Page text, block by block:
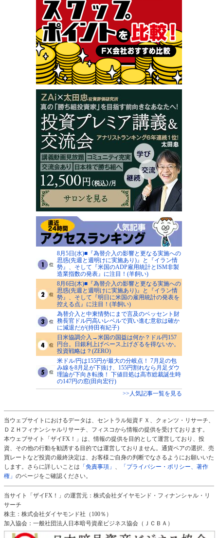
8月5日(水)■『為替介入の影響と更なる実施への
思惑(先週と週明けに実施あり)』と『イラン情
勢』、そして『米国のADP雇用統計とISM非製
造業指数の発表』に注目！(羊飼い)
8月6日(木)■『為替介入の影響と更なる実施への
思惑(先週と週明けに実施あり)』と『イラン情
勢』、そして『明日に米国の雇用統計の発表を
控える点』に注目！(羊飼い)
為替介入と中東情勢にまで言及のベッセント財
務長官ドル円高いレベルで買い進む意欲は確か
に減退だが(持田有紀子)
日米協調介入→米国の国益は何か？ドル円157
円台。日銀利上げペース上げざるを得ないか。
投資戦略は？(ZERO)
米ドル/円は155円が最大の分岐点！ 7月足の包
み線を8月足が下抜け、155円割れなら月足ダウ
理論が下向き転換！ 下値目処は高市総裁誕生時
の147円の窓(田向宏行)
>>人気記事一覧を見る
当ウェブサイトにおけるデータは、セントラル短資ＦＸ、クォンツ・リサーチ、
ＤＺＨフィナンシャルリサーチ、フィスコから情報の提供を受けております。
本ウェブサイト「ザイFX！」は、情報の提供を目的として運営しており、投
資、その他の行動を勧誘する目的では運営しておりません。通貨ペアの選択、売
買レートなど投資の最終決定は、お客様ご自身の判断でなさるようにお願いいた
します。さらに詳しいことは 「免責事項」 、
「プライバシー・ポリシー、著作
権」 のページをご確認ください。
当サイト「ザイFX！」の運営元：株式会社ダイヤモンド・フィナンシャル・リ
サーチ
株主：株式会社ダイヤモンド社（100％）
加入協会：一般社団法人日本暗号資産ビジネス協会（ＪＣＢＡ）